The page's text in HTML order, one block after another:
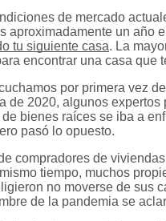
de mercado
aproximadamente un año
tu siguiente casa. La
encontrar una casa que
por primera vez
de 2020, algunos expertos
bienes raíces se iba a
pasó lo opuesto.
compradores de
tiempo, muchos
no moverse de sus
de la pandemia se